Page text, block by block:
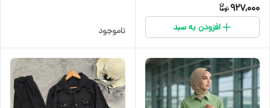
927,000
افزودن به سبد ناموجود